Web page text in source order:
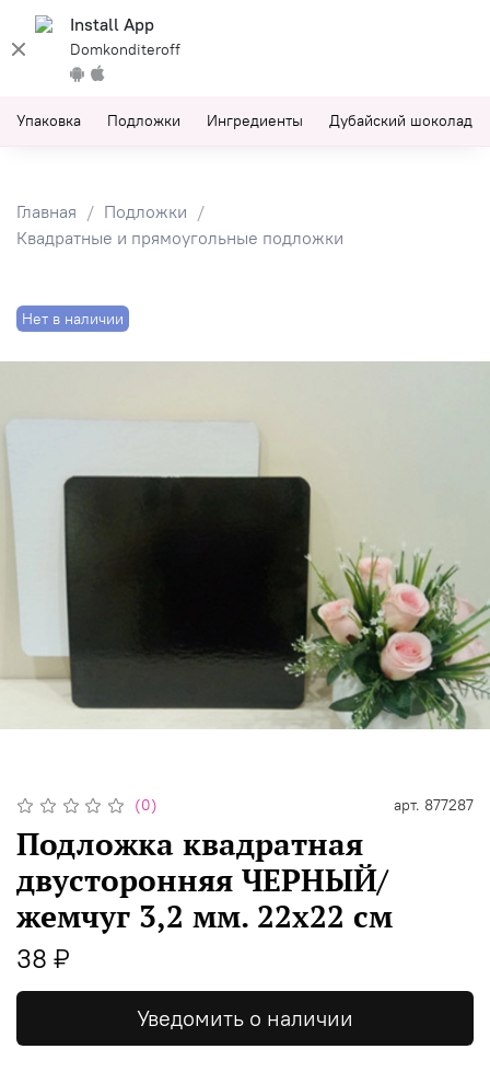
Install App
Domkonditeroff
Упаковка Подложки Ингредиенты Дубайский шоколад
Главная
Подложки
Квадратные и прямоугольные подложки
Нет в наличии
(0) арт. 877287
Подложка квадратная
двусторонняя ЧЕРНЫЙ/
жемчуг 3,2 мм. 22х22 см
38 ₽
Уведомить о наличии